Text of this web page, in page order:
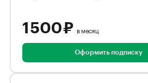
1 500 ₽ в месяц
Оформить подписку